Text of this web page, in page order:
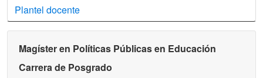
Plantel docente
Magíster en Políticas Públicas en Educación
Carrera de Posgrado